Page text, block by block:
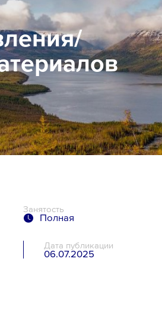
Занятость
Полная
Дата публикации
06.07.2025